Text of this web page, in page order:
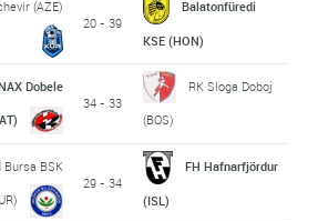
(AZE)
20 - 39
Balatonfüredi
KSE (HON)
Dobele
34 - 33
RK Sloga Doboj
(BOS)
BSK
29 - 34
FH Hafnarfjördur
(ISL)